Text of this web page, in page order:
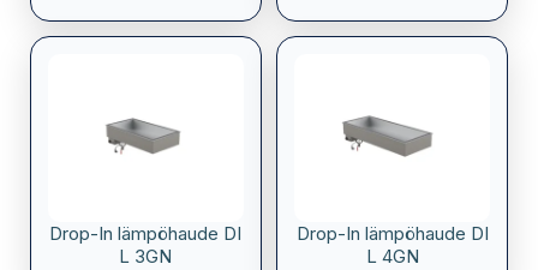
Drop-In lämpöhaude DI
L 3GN
Drop-In lämpöhaude DI
L 4GN